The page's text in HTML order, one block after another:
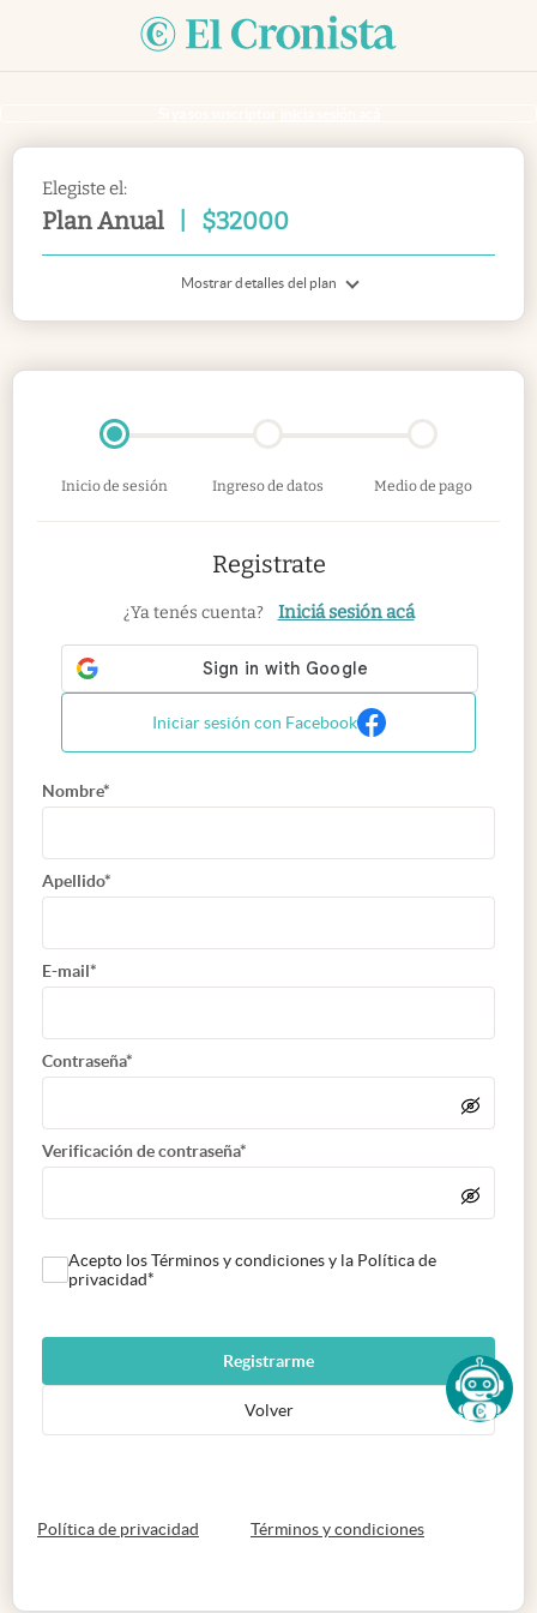
Elegiste el:
Plan Anual $32000
Mostrar detalles del plan
Inicio de sesión Ingreso de datos Medio de pago
Registrate
¿Ya tenés cuenta? Iniciá sesión acá
Iniciar sesión con Facebook
Nombre*
Apellido*
E-mail*
Contraseña*
Verificación de contraseña*
Acepto los Términos y condiciones y la Política de
privacidad*
Registrarme
Volver
Política de privacidad abre en nueva pestaña
Términos y condicionesabre en nueva